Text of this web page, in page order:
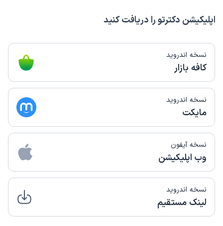
اپلیکیشن دکترتو را دریافت کنید
نسخه اندروید
کافه بازار
نسخه اندروید
مایکت
نسخه آیفون
وب اپلیکیشن
نسخه اندروید
لینک مستقیم